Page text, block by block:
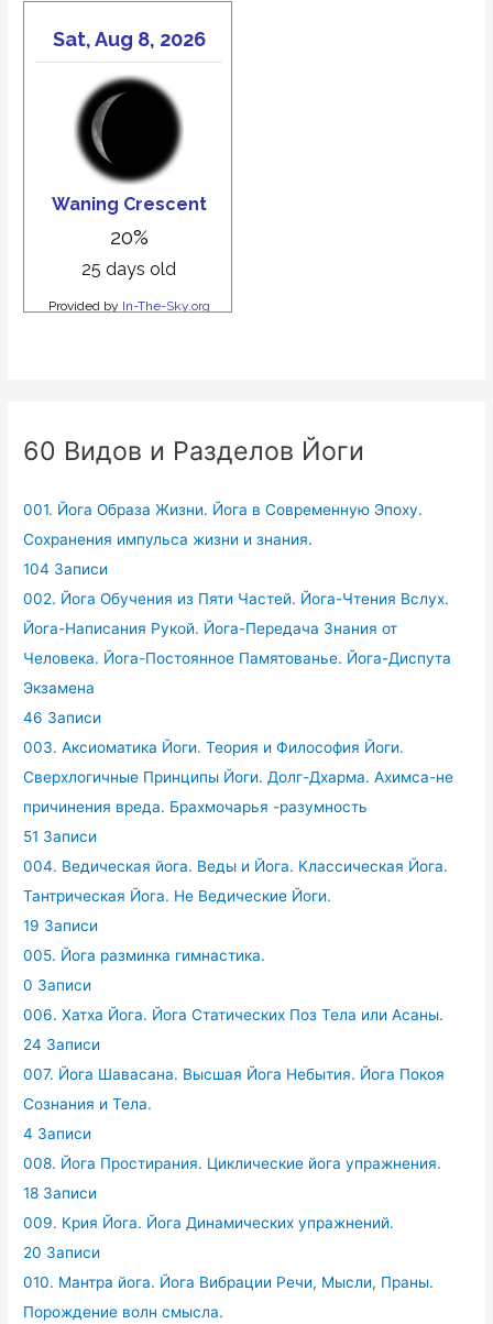
60 Видов и Разделов Йоги
001. Йога Образа Жизни. Йога в Современную Эпоху.
Сохранения импульса жизни и знания.
104 Записи
002. Йога Обучения из Пяти Частей. Йога-Чтения Вслух.
Йога-Написания Рукой. Йога-Передача Знания от
Человека. Йога-Постоянное Памятованье. Йога-Диспута
Экзамена
46 Записи
003. Аксиоматика Йоги. Теория и Философия Йоги.
Сверхлогичные Принципы Йоги. Долг-Дхарма. Ахимса-не
причинения вреда. Брахмочарья -разумность
51 Записи
004. Ведическая йога. Веды и Йога. Классическая Йога.
Тантрическая Йога. Не Ведические Йоги.
19 Записи
005. Йога разминка гимнастика.
0 Записи
006. Хатха Йога. Йога Статических Поз Тела или Асаны.
24 Записи
007. Йога Шавасана. Высшая Йога Небытия. Йога Покоя
Сознания и Тела.
4 Записи
008. Йога Простирания. Циклические йога упражнения.
18 Записи
009. Крия Йога. Йога Динамических упражнений.
20 Записи
010. Мантра йога. Йога Вибрации Речи, Мысли, Праны.
Порождение волн смысла.